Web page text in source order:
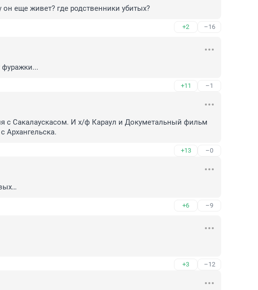
он еще живет? где родственники убитых?
+2 –16
фуражки...
+11 –1
с Сакалаускасом. И х/ф Караул и Докуметальный фильм
Архангельска.
+13 –0
+6 –9
+3 –12